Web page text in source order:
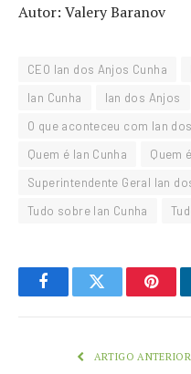
Autor: Valery Baranov
CEO Ian dos Anjos Cunha
Ian Cunha
Ian dos Anjos
O que aconteceu com Ian
Quem é Ian Cunha
Quem
Superintendente Geral Ian
Tudo sobre Ian Cunha
FacebookTwitter
ARTIGO ANTERIOR